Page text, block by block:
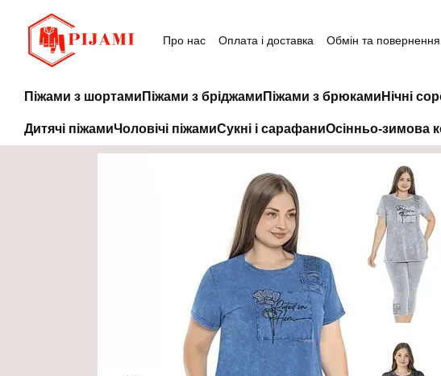
Перейти до основного контенту
Про нас Оплата і доставка Обмін та повернення
Піжами з шортами Піжами з бріджами Піжами з брюками Нічні
Дитячі піжамиЧоловічі піжамиСукні і сарафаниОсінньо-зимова